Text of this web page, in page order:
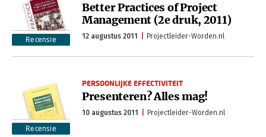
Recensie
Better Practices of Project
Management (2e druk, 2011)
12 augustus 2011 Projectleider-Worden.nl
Recensie
PERSOONLIJKE EFFECTIVITEIT
Presenteren? Alles mag!
10 augustus 2011 Projectleider-Worden.nl